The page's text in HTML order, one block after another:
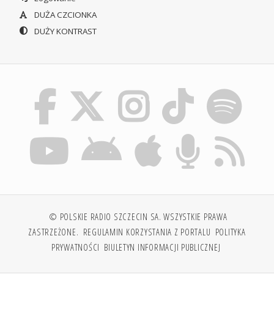
DUŻA CZCIONKA
DUŻY KONTRAST
© POLSKIE RADIO SZCZECIN SA. WSZYSTKIE PRAWA
ZASTRZEŻONE. REGULAMIN KORZYSTANIA Z PORTALU POLITYKA
PRYWATNOŚCI BIULETYN INFORMACJI PUBLICZNEJ